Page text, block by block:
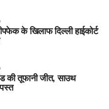
के खिलाफ दिल्ली हाईकोर्ट
की तूफानी जीत, साउथ